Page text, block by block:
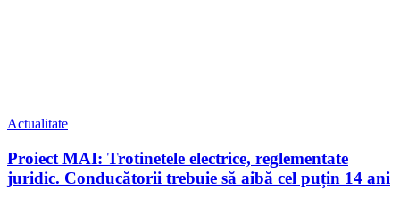
Actualitate
Proiect MAI: Trotinetele electrice, reglementate
juridic. Conducătorii trebuie să aibă cel puțin 14 ani